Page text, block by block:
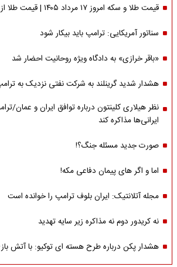
قیمت طلا و سکه امروز ۱۷ مرداد ۱۴۰۵ | قیمت طلا از ۱۹ میلیون گذشت
سناتور آمریکایی: ترامپ باید بیکار شود
«باقر خرازی» به دادگاه ویژه روحانیت احضار شد
هشدار شدید گرینلند به شرکت نفتی نزدیک به
نظر هیلاری کلینتون درباره توافق ایران و عمان/
ایرانی‌ها مذاکره کند
صورت جدید مسئله جنگ؟!
اما و اگر های پیمان دفاعی مکه!
مجله آتلانتیک: ایران بلوف ترامپ را خوانده است
نه کریدور دوم نه مذاکره زیر سایه تهدید
هشدار پکن درباره طرح هسته ای توکیو: با آتش